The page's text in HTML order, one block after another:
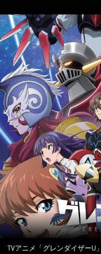
TVアニメ「グレンダイザーU」